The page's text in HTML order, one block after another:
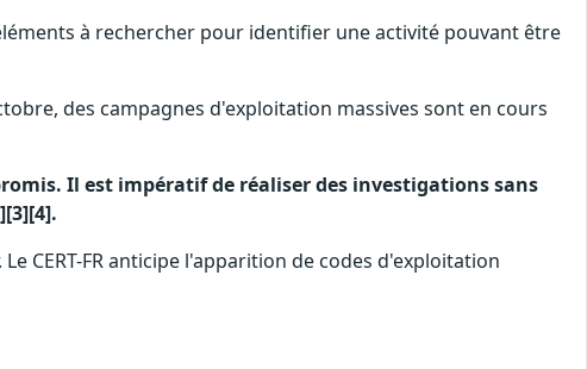
à rechercher pour identifier une activité pouvant être
des campagnes d'exploitation massives sont en cours
Il est impératif de réaliser des investigations sans
CERT-FR anticipe l'apparition de codes d'exploitation